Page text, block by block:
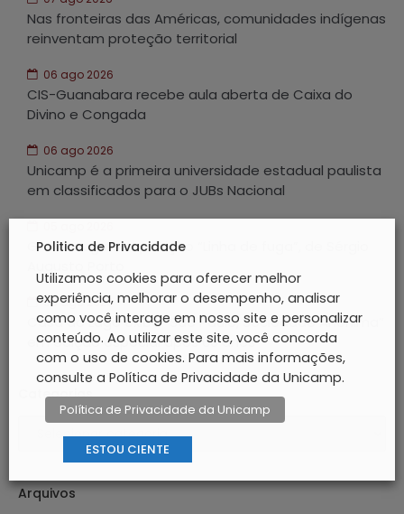
Nas fronteiras das Américas, comunidades indígenas
reinventam proteção territorial
06 ago 2026
CIS-Guanabara recebe aula aberta de Caixa do
Divino e Congada
06 ago 2026
Unicamp é a primeira universidade estadual paulista
em classificados para o JUBs Nacional
GAIA inaugura exposição “Linha de fuga”, de Sérgio
05 ago 2026
Casa do Lago exibe “São Paulo, Sociedade Anônima”
em edição especial após 60 anos
Categorias
Arquivos
Politica de Privacidade
Utilizamos cookies para oferecer melhor
experiência, melhorar o desempenho, analisar
como você interage em nosso site e personalizar
conteúdo. Ao utilizar este site, você concorda
com o uso de cookies. Para mais informações,
consulte a Política de Privacidade da Unicamp.
Política de Privacidade da Unicamp
ESTOU CIENTE